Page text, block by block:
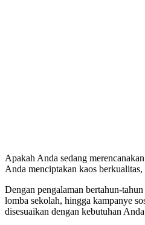
Apakah Anda sedang
Anda menciptakan kaos
Dengan pengalaman bertahun-
lomba sekolah, hingga kampanye
disesuaikan dengan kebutuhan